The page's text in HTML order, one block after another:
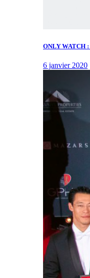
ONLY WATCH :
6 janvier 2020